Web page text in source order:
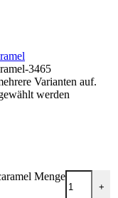
Varianten auf.
werden
Menge
+